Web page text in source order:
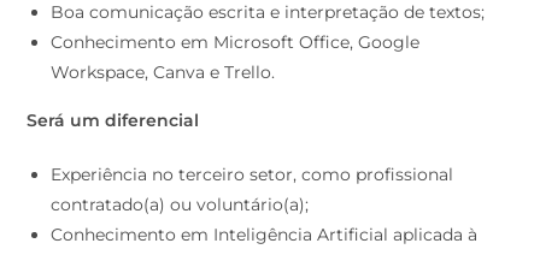
Boa comunicação escrita e interpretação de textos;
Conhecimento em Microsoft Office, Google
Workspace, Canva e Trello.
Será um diferencial
Experiência no terceiro setor, como profissional
contratado(a) ou voluntário(a);
Conhecimento em Inteligência Artificial aplicada à